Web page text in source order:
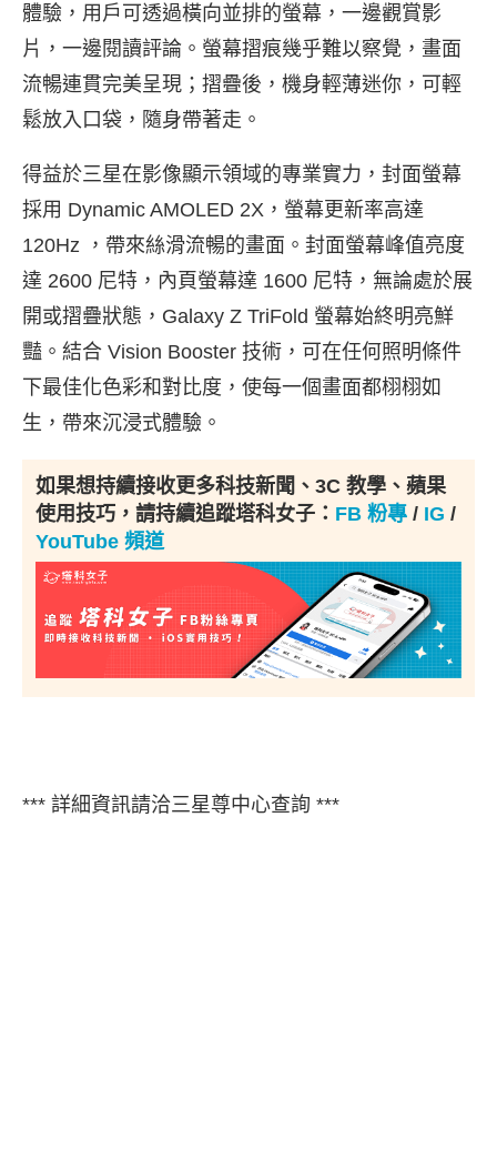
體驗，用戶可透過橫向並排的螢幕，一邊觀賞影
片，一邊閱讀評論。螢幕摺痕幾乎難以察覺，畫面
流暢連貫完美呈現；摺疊後，機身輕薄迷你，可輕
鬆放入口袋，隨身帶著走。
得益於三星在影像顯示領域的專業實力，封面螢幕
採用 Dynamic AMOLED 2X，螢幕更新率高達
120Hz
，帶來絲滑流暢的畫面。封面螢幕峰值亮度
達 2600 尼特，內頁螢幕達 1600 尼特，無論處於展
開或摺疊狀態，Galaxy Z TriFold 螢幕始終明亮鮮
豔。結合 Vision Booster 技術，可在任何照明條件
下最佳化色彩和對比度，使每一個畫面都栩栩如
生，帶來沉浸式體驗。
如果想持續接收更多科技新聞、3C 教學、蘋果
使用技巧，請持續追蹤塔科女子： FB 粉專 / IG /
YouTube 頻道
*** 詳細資訊請洽三星尊中心查詢 ***